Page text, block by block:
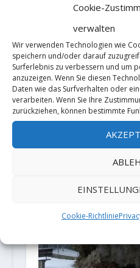
Cookie-
verwalten
Wir verwenden Technologien wie
speichern und/oder darauf
Surferlebnis zu verbessern und um
anzuzeigen. Wenn Sie diesen
Daten wie das Surfverhalten oder
verarbeiten. Wenn Sie Ihre
zurückziehen, können bestimmte
Cookie-Richtlinie
Göwald-Party im
Benniehausen
18. Juli 2025